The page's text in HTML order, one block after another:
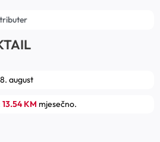
august
13.54 KM mjesečno.